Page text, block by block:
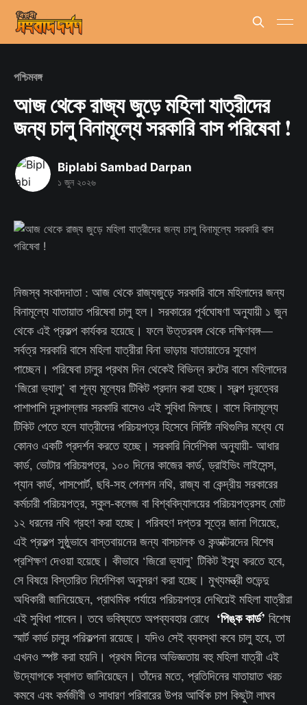
পশ্চিমবঙ্গ
আজ থেকে রাজ্য জুড়ে মহিলা যাত্রীদের
জন্য চালু বিনামূল্যে সরকারি বাস পরিষেবা !
Biplabi Sambad Darpan
১ জুন ২০২৬
নিজস্ব সংবাদদাতা : আজ থেকে রাজ্যজুড়ে সরকারি বাসে মহিলাদের জন্য
বিনামূল্যে যাতায়াত পরিষেবা চালু হল। সরকারের পূর্বঘোষণা অনুযায়ী ১ জুন
থেকে এই প্রকল্প কার্যকর হয়েছে। ফলে উত্তরবঙ্গ থেকে দক্ষিণবঙ্গ—
সর্বত্র সরকারি বাসে মহিলা যাত্রীরা বিনা ভাড়ায় যাতায়াতের সুযোগ
পাচ্ছেন। পরিষেবা চালুর প্রথম দিন থেকেই বিভিন্ন রুটের বাসে মহিলাদের
‘জিরো ভ্যালু’ বা শূন্য মূল্যের টিকিট প্রদান করা হচ্ছে। স্বল্প দূরত্বের
পাশাপাশি দূরপাল্লার সরকারি বাসেও এই সুবিধা মিলছে। বাসে বিনামূল্যে
টিকিট পেতে হলে যাত্রীদের পরিচয়পত্র হিসেবে নির্দিষ্ট নথিগুলির মধ্যে যে
কোনও একটি প্রদর্শন করতে হচ্ছে। সরকারি নির্দেশিকা অনুযায়ী- আধার
কার্ড, ভোটার পরিচয়পত্র, ১০০ দিনের কাজের কার্ড, ড্রাইভিং লাইসেন্স,
প্যান কার্ড, পাসপোর্ট, ছবি-সহ পেনশন নথি, রাজ্য বা কেন্দ্রীয় সরকারের
কর্মচারী পরিচয়পত্র, স্কুল-কলেজ বা বিশ্ববিদ্যালয়ের পরিচয়পত্রসহ মোট
১২ ধরনের নথি গ্রহণ করা হচ্ছে। পরিবহণ দপ্তর সূত্রে জানা গিয়েছে,
এই প্রকল্প সুষ্ঠুভাবে বাস্তবায়নের জন্য বাসচালক ও কন্ডাক্টরদের বিশেষ
প্রশিক্ষণ দেওয়া হয়েছে। কীভাবে ‘জিরো ভ্যালু’ টিকিট ইস্যু করতে হবে,
সে বিষয়ে বিস্তারিত নির্দেশিকা অনুসরণ করা হচ্ছে। মুখ্যমন্ত্রী শুভেন্দু
অধিকারী জানিয়েছেন, প্রাথমিক পর্যায়ে পরিচয়পত্র দেখিয়েই মহিলা যাত্রীরা
এই সুবিধা পাবেন। তবে ভবিষ্যতে অপব্যবহার রোধে ‘পিঙ্ক কার্ড’ বিশেষ
স্মার্ট কার্ড চালুর পরিকল্পনা রয়েছে। যদিও সেই ব্যবস্থা কবে চালু হবে, তা
এখনও স্পষ্ট করা হয়নি। প্রথম দিনের অভিজ্ঞতায় বহু মহিলা যাত্রী এই
উদ্যোগকে স্বাগত জানিয়েছেন। তাঁদের মতে, প্রতিদিনের যাতায়াত খরচ
কমবে এবং কর্মজীবী ও সাধারণ পরিবারের উপর আর্থিক চাপ কিছুটা লাঘব